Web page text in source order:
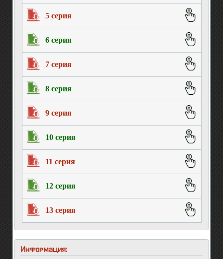
5 серия
6 серия
7 серия
8 серия
9 серия
10 серия
11 серия
12 серия
13 серия
Информация: